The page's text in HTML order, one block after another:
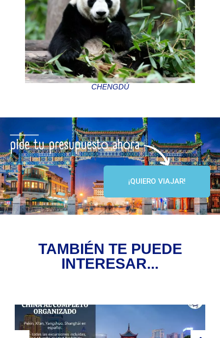
CHENGDÚ
¡QUIERO VIAJAR!
TAMBIÉN TE PUEDE
INTERESAR...